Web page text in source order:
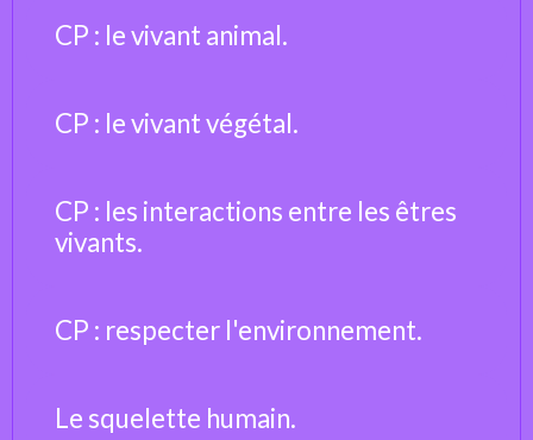
CP : le vivant animal.
CP : le vivant végétal.
CP : les interactions entre les êtres
vivants.
CP : respecter l'environnement.
Le squelette humain.